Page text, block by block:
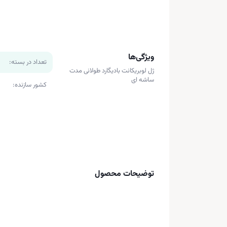
ویژگی‌ها
ژل لوبریکانت بادیگارد طولانی مدت
ساشه ای
تعداد در بسته:
کشور سازنده:
توضیحات محصول